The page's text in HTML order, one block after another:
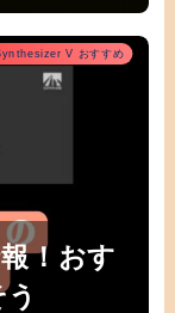
V おすすめ
！おす